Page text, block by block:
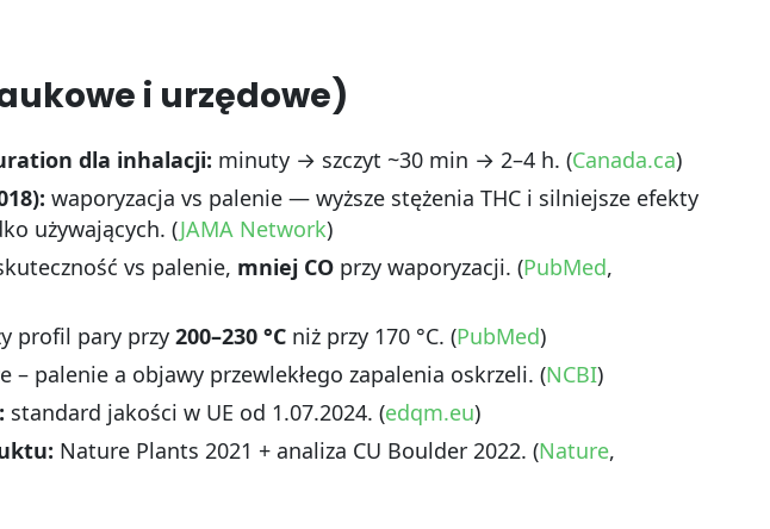
i urzędowe)
dla inhalacji: minuty → szczyt ~30 min → 2–4 h. (Canada.ca)
waporyzacja vs palenie — wyższe stężenia THC i silniejsze efekty
używających. (JAMA Network)
vs palenie, mniej CO przy waporyzacji. (PubMed,
profil pary przy 200–230 °C niż przy 170 °C. (PubMed)
– palenie a objawy przewlekłego zapalenia oskrzeli. (NCBI)
standard jakości w UE od 1.07.2024. (edqm.eu)
Nature Plants 2021 + analiza CU Boulder 2022. (Nature,